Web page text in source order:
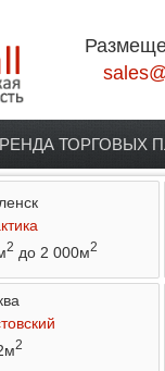
ТОРГОВЫХ
2 до 2 000м2
2